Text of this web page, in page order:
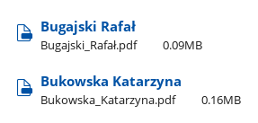
Bugajski Rafał
Bugajski​_Rafał.pdf 0.09MB
Bukowska Katarzyna
Bukowska​_Katarzyna.pdf 0.16MB